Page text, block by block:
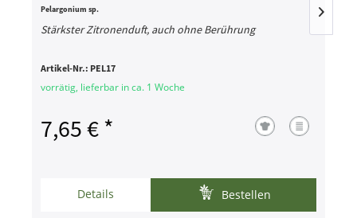
Pelargonium sp.
Stärkster Zitronenduft, auch ohne Berührung
Artikel-Nr.: PEL17
vorrätig, lieferbar in ca. 1 Woche
7,65 € *
Details Bestellen